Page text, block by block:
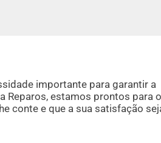
importante para garantir a
Reparos, estamos prontos para
conte e que a sua satisfação